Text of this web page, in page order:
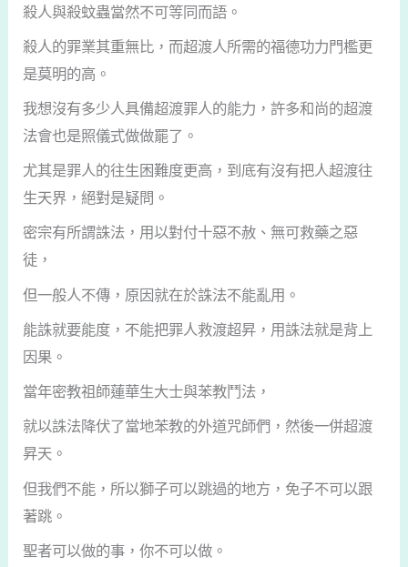
殺人與殺蚊蟲當然不可等同而語。
殺人的罪業其重無比，而超渡人所需的福德功力門檻更
是莫明的高。
我想沒有多少人具備超渡罪人的能力，許多和尚的超渡
法會也是照儀式做做罷了。
尤其是罪人的往生困難度更高，到底有沒有把人超渡往
生天界，絕對是疑問。
密宗有所謂誅法，用以對付十惡不赦、無可救藥之惡
徒，
但一般人不傳，原因就在於誅法不能亂用。
能誅就要能度，不能把罪人救渡超昇，用誅法就是背上
因果。
當年密教祖師蓮華生大士與苯教鬥法，
就以誅法降伏了當地苯教的外道咒師們，然後一併超渡
昇天。
但我們不能，所以獅子可以跳過的地方，免子不可以跟
著跳。
聖者可以做的事，你不可以做。